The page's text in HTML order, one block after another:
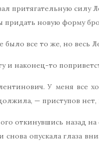
притягательную силу
придать новую форму
было все то же, но весь
и наконец-то
У меня все
— приступов нет,
откинувшись назад
снова опускала глаза